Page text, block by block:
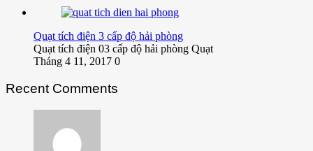
Quạt tích điện 3 cấp độ hải phòng
Quạt tích điện 03 cấp độ hải phòng Quạt
Tháng 4 11, 2017 0
Recent Comments